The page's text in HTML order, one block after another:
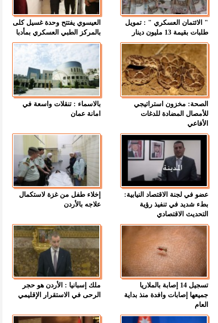
" الائتمان العسكري " : تمويل
طلبات بقيمة 13 مليون دينار
العيسوي يفتتح وحدة غسيل كلى
بالمركز الطبي العسكري بمأدبا
الصحة: مخزون استراتيجي
للأمصال المضادة للدغات
الأفاعي
بالاسماء : تنقلات واسعة في
امانة عمان
عضو في لجنة الاقتصاد النيابية:
بطء شديد في تنفيذ رؤية
التحديث الاقتصادي
إخلاء طفل من غزة لاستكمال
علاجه بالأردن
تسجيل 14 إصابة بالملاريا
جميعها إصابات وافدة منذ بداية
العام
ملك إسبانيا : الأردن هو حجر
الرحى في الاستقرار الإقليمي